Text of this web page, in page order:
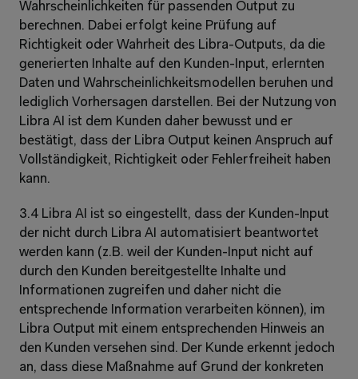
Wahrscheinlichkeiten für passenden Output zu
berechnen. Dabei erfolgt keine Prüfung auf
Richtigkeit oder Wahrheit des Libra-Outputs, da die
generierten Inhalte auf den Kunden-Input, erlernten
Daten und Wahrscheinlichkeitsmodellen beruhen und
lediglich Vorhersagen darstellen. Bei der Nutzung von
Libra AI ist dem Kunden daher bewusst und er
bestätigt, dass der Libra Output keinen Anspruch auf
Vollständigkeit, Richtigkeit oder Fehlerfreiheit haben
kann.
3.4 Libra AI ist so eingestellt, dass der Kunden-Input
der nicht durch Libra AI automatisiert beantwortet
werden kann (z.B. weil der Kunden-Input nicht auf
durch den Kunden bereitgestellte Inhalte und
Informationen zugreifen und daher nicht die
entsprechende Information verarbeiten können), im
Libra Output mit einem entsprechenden Hinweis an
den Kunden versehen sind. Der Kunde erkennt jedoch
an, dass diese Maßnahme auf Grund der konkreten